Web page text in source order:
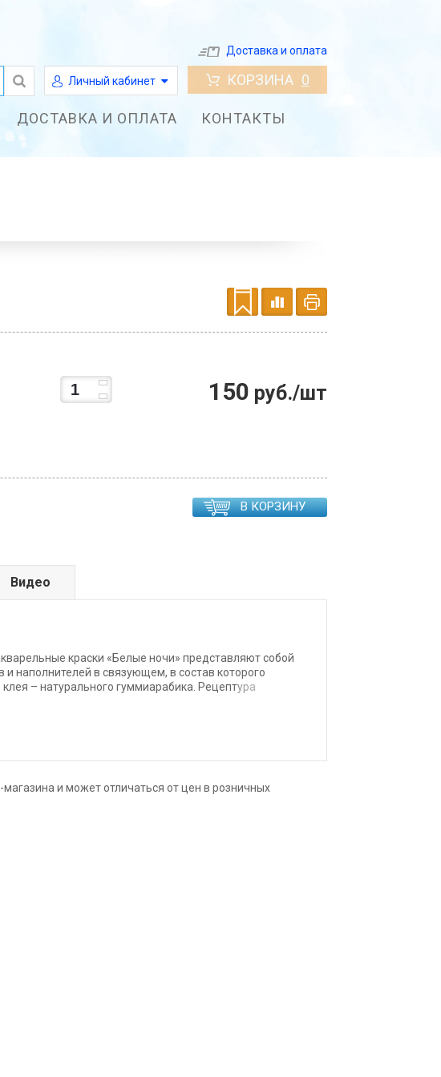
Доставка и оплата
Личный кабинет КОРЗИНА 0
ДОСТАВКА И ОПЛАТА КОНТАКТЫ
150 руб./шт
В КОРЗИНУ
Видео
краски «Белые ночи» представляют собой
и наполнителей в связующем, в состав которого
– натурального гуммиарабика. Рецептура
достигать чрезвычайной прозрачности
обладает высочайшим показателем
и может отличаться от цен в розничных